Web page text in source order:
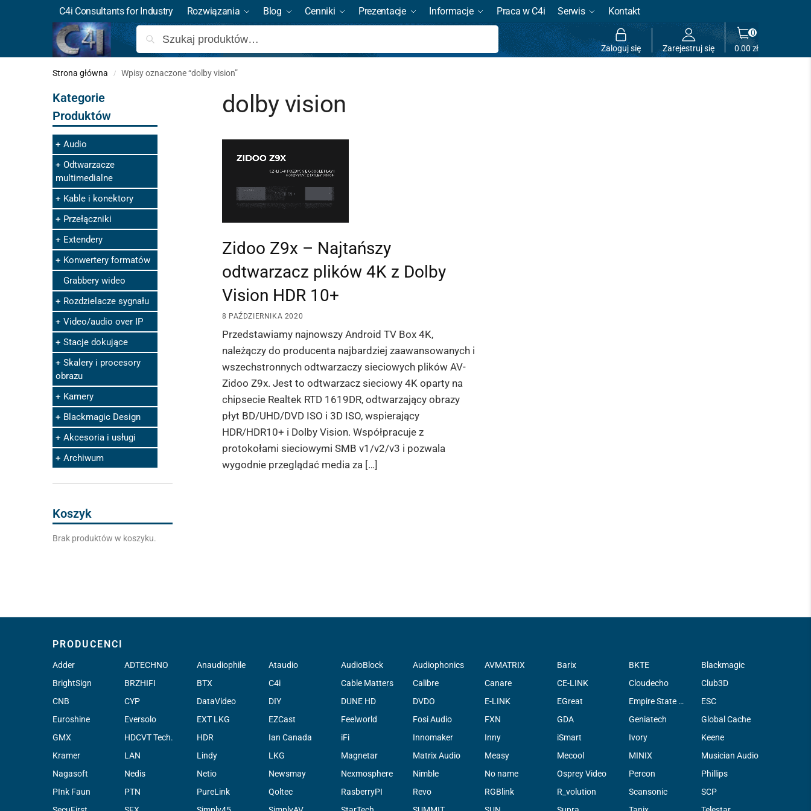
C4i Consultants for Industry Rozwiązania Blog Cenniki Prezentacje Informacje Praca w C4i Serwis Kontakt
Szukaj
Zaloguj się Zarejestruj się 0.00zł
0
Strona główna / Wpisy oznaczone “dolby vision”
dolby vision
Zidoo Z9x – Najtańszy
odtwarzacz plików 4K z Dolby
Vision HDR 10+
8 PAŹDZIERNIKA 2020
Przedstawiamy najnowszy Android TV Box 4K,
należączy do producenta najbardziej zaawansowanych i
wszechstronnych odtwarzaczy sieciowych plików AV-
Zidoo Z9x. Jest to odtwarzacz sieciowy 4K oparty na
chipsecie Realtek RTD 1619DR, odtwarzający obrazy
płyt BD/UHD/DVD ISO i 3D ISO, wspierający
HDR/HDR10+ i Dolby Vision. Współpracuje z
protokołami sieciowymi SMB v1/v2/v3 i pozwala
wygodnie przeglądać media za […]
Kategorie
Produktów
Audio
Odtwarzacze
multimedialne
Kable i konektory
Przełączniki
Extendery
Konwertery formatów
Grabbery wideo
Rozdzielacze sygnału
Video/audio over IP
Stacje dokujące
Skalery i procesory
obrazu
Kamery
Blackmagic Design
Akcesoria i usługi
Archiwum
Koszyk
Brak produktów w koszyku.
PRODUCENCI
Adder ADTECHNO Anaudiophile Ataudio AudioBlock Audiophonics AVMATRIX Barix BKTE
Blackmagic
BrightSign
BRZHIFI BTX C4i Cable Matters Calibre Canare CE-LINK Cloudecho
Club3D
CNB
CYP DataVideo DIY DUNE HD DVDO E-LINK EGreat Empire State Filter Company, INC.
ESC
Euroshine
Eversolo EXT LKG EZCast Feelworld Fosi Audio FXN GDA Geniatech
Global Cache
GMX
HDCVT Tech. HDR Ian Canada iFi Innomaker Inny iSmart Ivory
Keene
Kramer
LAN Lindy LKG Magnetar Matrix Audio Measy Mecool MINIX
Musician Audio
Nagasoft
Nedis Netio Newsmay Nexmosphere Nimble No name Osprey Video Percon
Phillips
PInk Faun
PTN PureLink Qoltec RasberryPI Revo RGBlink R_volution Scansonic
SCP